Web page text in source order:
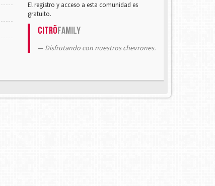
El registro y acceso a esta comunidad es
gratuito.
CitröFamily
Disfrutando con nuestros chevrones.